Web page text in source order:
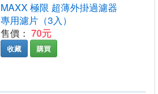
MAXX 極限 超薄外掛過濾器
專用濾片（3入）
售價： 70元
收藏 購買